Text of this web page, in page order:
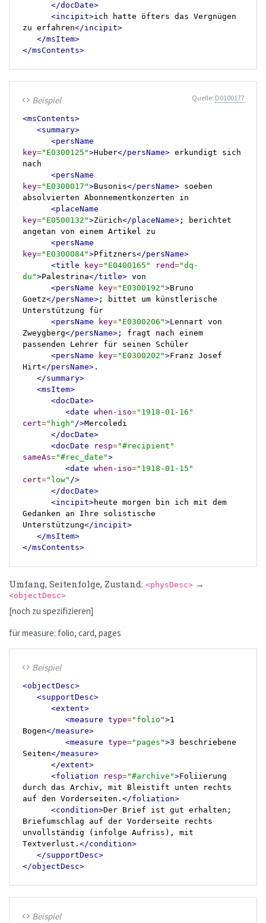
</docDate>
<incipit>ich hatte öfters das Vergnügen
zu erfahren</incipit>
</msItem>
</msContents>
Quelle: D0100177
code Beispiel
<msContents>
<summary>
<persName
key="E0300125">Huber</persName> erkundigt sich
nach
<persName
key="E0300017">Busonis</persName> soeben
absolvierten Abonnementkonzerten in
<placeName
key="E0500132">Zürich</placeName> ; berichtet
angetan von einem Artikel zu
<persName
key="E0300084">Pfitzners</persName>
<title
key="E0400165" rend="dq-
du">Palestrina</title> von
<persName
key="E0300192">Bruno
Goetz</persName> ; bittet um künstlerische
Unterstützung für
<persName
key="E0300206">Lennart von
Zweygberg</persName> ; fragt nach einem
passenden Lehrer für seinen Schüler
<persName
key="E0300202">Franz Josef
Hirt</persName> .
</summary>
<msItem>
<docDate>
<date when-iso="1918-01-16"
cert="high" />Mercoledi
</docDate>
<docDate
resp="#recipient"
sameAs="#rec_date">
<date when-iso="1918-01-15"
cert="low" />
</docDate>
<incipit>heute morgen bin ich mit dem
Gedanken an Ihre solistische
Unterstützung</incipit>
</msItem>
</msContents>
Umfang, Seitenfolge, Zustand: <physDesc> →
<objectDesc>
[noch zu spezifizieren]
für measure: folio, card, pages
code Beispiel
<objectDesc>
<supportDesc>
<extent>
<measure type="folio">1
Bogen</measure>
<measure type="pages">3 beschriebene
Seiten</measure>
</extent>
<foliation
resp="#archive">Foliierung
durch das Archiv, mit Bleistift unten rechts
auf den Vorderseiten. </foliation>
<condition>Der Brief ist gut erhalten;
Briefumschlag auf der Vorderseite rechts
unvollständig (infolge Aufriss), mit
Textverlust. </condition>
</supportDesc>
</objectDesc>
code Beispiel